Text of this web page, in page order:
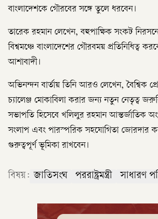
বাংলাদেশকে গৌরবের সঙ্গে তুলে ধরবেন।
তারেক রহমান লেখেন, বহুপাক্ষিক সংকট
বিশ্বমঞ্চে বাংলাদেশের গৌরবময় প্রতিনিধিত্ব
আশাবাদী।
অভিনন্দন বার্তায় তিনি আরও লেখেন, বৈশ্বিক
চ্যালেঞ্জ মোকাবিলা করার জন্য নতুন নেতৃত্ব
সভাপতি হিসেবে খলিলুর রহমান আন্তর্জাতিক
সংলাপ এবং পারস্পরিক সহযোগিতা জোরদার
গুরুত্বপূর্ণ ভূমিকা রাখবেন।
বিষয়: জাতিসংঘ পররাষ্ট্রমন্ত্রী সাধারণ